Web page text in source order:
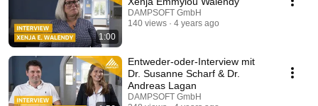
1:00
DAMPSOFT GmbH
140 views
4 years ago
Entweder-oder-Interview mit
Dr. Susanne Scharf & Dr.
Andreas Lagan
DAMPSOFT GmbH